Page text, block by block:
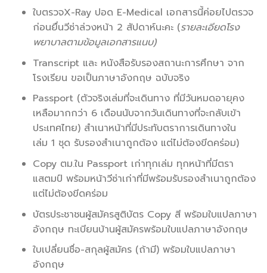
ใบตรวจX-Ray ปอด E-Medical เอกสารนี้ค่อยไปตรวจ
ก่อนยื่นวีซ่าล่วงหน้า 2 สัปดาห์นะคะ (รายละเอียดโรง
พยาบาลตามข้อมูลเอกสารแนบ)
Transcript และ หนังสือรับรองสถานะการศึกษา จาก
โรงเรียน ขอเป็นภาษาอังกฤษ ฉบับจริง
Passport (ตัวจริงเล่มที่จะเดินทาง ที่มีวันหมดอายุคง
เหลือมากกว่า 6 เดือนนับจากวันเดินทางที่จะกลับเข้า
ประเทศไทย) สำเนาหน้าที่มีประทับตราการเดินทางใน
เล่ม 1 ชุด รับรองสำเนาถูกต้อง แต่ไม่ต้องขีดคร่อม)
Copy ตม.ใน Passport เก่าทุกเล่ม ทุกหน้าที่มีตรา
แสตมป์ พร้อมหน้าวีซ่าเก่าที่มีพร้อมรับรองสำเนาถูกต้อง
แต่ไม่ต้องขีดคร่อม
บัตรประชาชนผู้สมัครสูติบัตร Copy สี พร้อมใบแปลภาษา
อังกฤษ ทะเบียนบ้านผู้สมัครพร้อมใบแปลภาษาอังกฤษ
ใบเปลี่ยนชื่อ-สกุลผู้สมัคร (ถ้ามี) พร้อมใบแปลภาษา
อังกฤษ